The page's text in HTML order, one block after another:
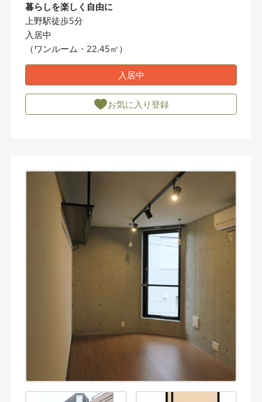
暮らしを楽しく自由に
上野駅徒歩5分
入居中
（ワンルーム・22.45㎡）
入居中
お気に入り登録